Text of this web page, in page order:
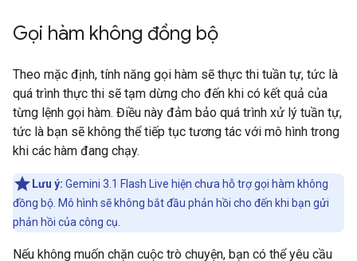
Gọi hàm không đồng bộ
Theo mặc định, tính năng gọi hàm sẽ thực thi tuần tự, tức là
quá trình thực thi sẽ tạm dừng cho đến khi có kết quả của
từng lệnh gọi hàm. Điều này đảm bảo quá trình xử lý tuần tự,
tức là bạn sẽ không thể tiếp tục tương tác với mô hình trong
khi các hàm đang chạy.
Lưu ý: Gemini 3.1 Flash Live hiện chưa hỗ trợ gọi hàm không
đồng bộ. Mô hình sẽ không bắt đầu phản hồi cho đến khi bạn gửi
phản hồi của công cụ.
Nếu không muốn chặn cuộc trò chuyện, bạn có thể yêu cầu